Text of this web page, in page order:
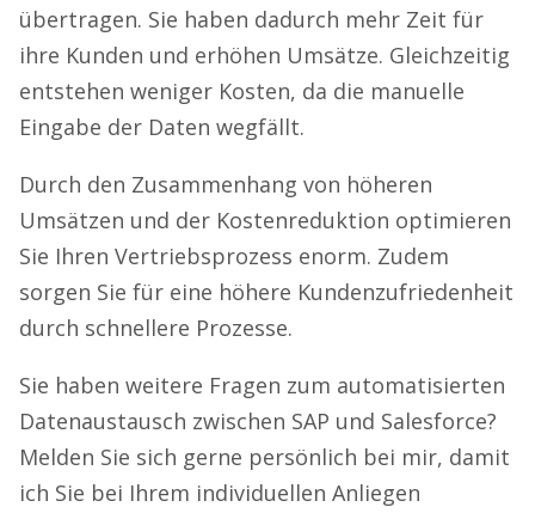
übertragen. Sie haben dadurch mehr Zeit für
ihre Kunden und erhöhen Umsätze. Gleichzeitig
entstehen weniger Kosten, da die manuelle
Eingabe der Daten wegfällt.
Durch den Zusammenhang von höheren
Umsätzen und der Kostenreduktion optimieren
Sie Ihren Vertriebsprozess enorm. Zudem
sorgen Sie für eine höhere Kundenzufriedenheit
durch schnellere Prozesse.
Sie haben weitere Fragen zum automatisierten
Datenaustausch zwischen SAP und Salesforce?
Melden Sie sich gerne persönlich bei mir, damit
ich Sie bei Ihrem individuellen Anliegen